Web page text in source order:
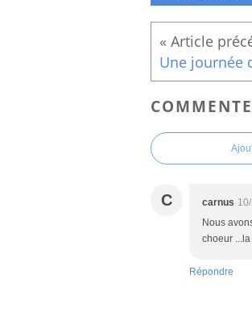
C carnus
Nous
choeur
Répondre